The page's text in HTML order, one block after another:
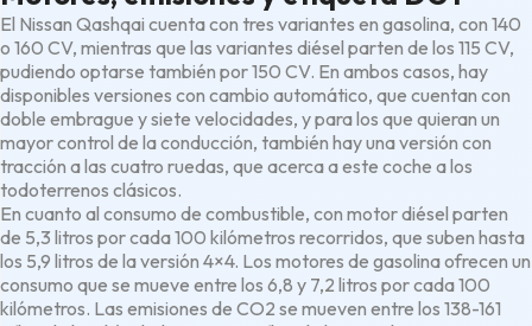
El Nissan Qashqai cuenta con tres variantes en gasolina, con 140
o 160 CV, mientras que las variantes diésel parten de los 115 CV,
pudiendo optarse también por 150 CV. En ambos casos, hay
disponibles versiones con cambio automático, que cuentan con
doble embrague y siete velocidades, y para los que quieran un
mayor control de la conducción, también hay una versión con
tracción a las cuatro ruedas, que acerca a este coche a los
todoterrenos clásicos.
En cuanto al consumo de combustible, con motor diésel parten
de 5,3 litros por cada 100 kilómetros recorridos, que suben hasta
los 5,9 litros de la versión 4×4. Los motores de gasolina ofrecen un
consumo que se mueve entre los 6,8 y 7,2 litros por cada 100
kilómetros. Las emisiones de CO2 se mueven entre los 138-161